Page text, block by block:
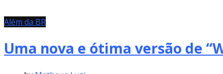
Além da BR
Uma nova e ótima versão de